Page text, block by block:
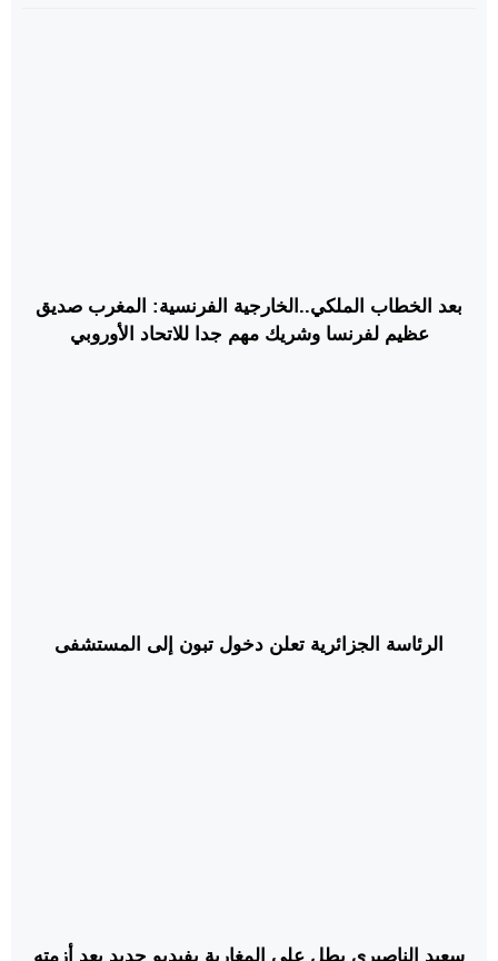
بعد الخطاب الملكي..الخارجية الفرنسية: المغرب صديق
عظيم لفرنسا وشريك مهم جدا للاتحاد الأوروبي
الرئاسة الجزائرية تعلن دخول تبون إلى المستشفى
سعيد الناصيري يطل على المغاربة بفيديو جديد بعد أزمته